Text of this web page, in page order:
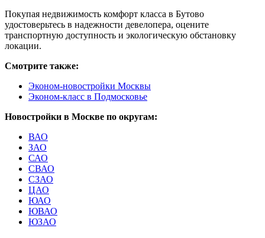
Покупая недвижимость комфорт класса в Бутово
удостоверьтесь в надежности девелопера, оцените
транспортную доступность и экологическую обстановку
локации.
Смотрите также:
Эконом-новостройки Москвы
Эконом-класс в Подмосковье
Новостройки в Москве по округам:
ВАО
ЗАО
САО
СВАО
СЗАО
ЦАО
ЮАО
ЮВАО
ЮЗАО